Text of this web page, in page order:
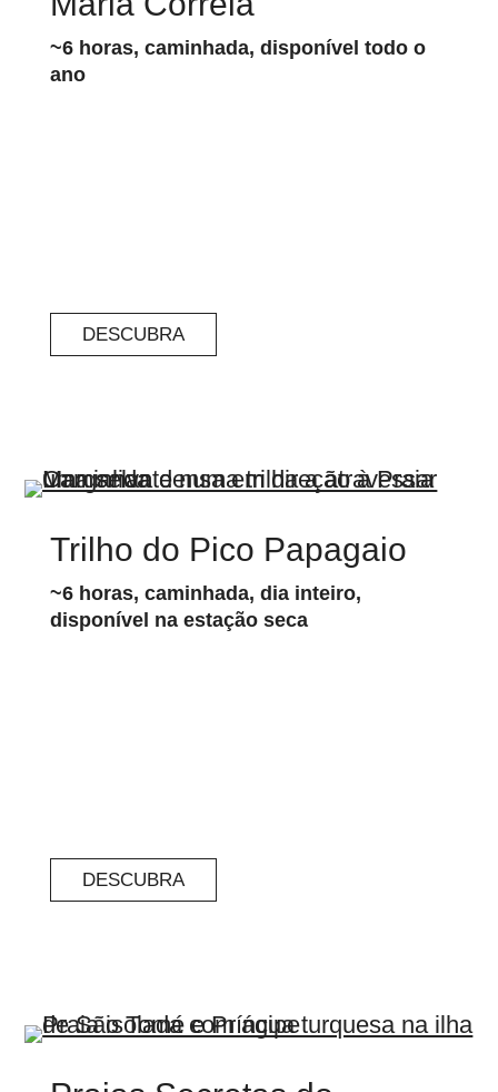
~6 horas, caminhada, disponível todo o
ano
DESCUBRA
Trilho do Pico Papagaio
~6 horas, caminhada, dia inteiro,
disponível na estação seca
DESCUBRA